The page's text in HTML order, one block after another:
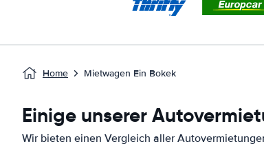
Home Mietwagen Ein Bokek
Einige unserer
Wir bieten einen Vergleich aller